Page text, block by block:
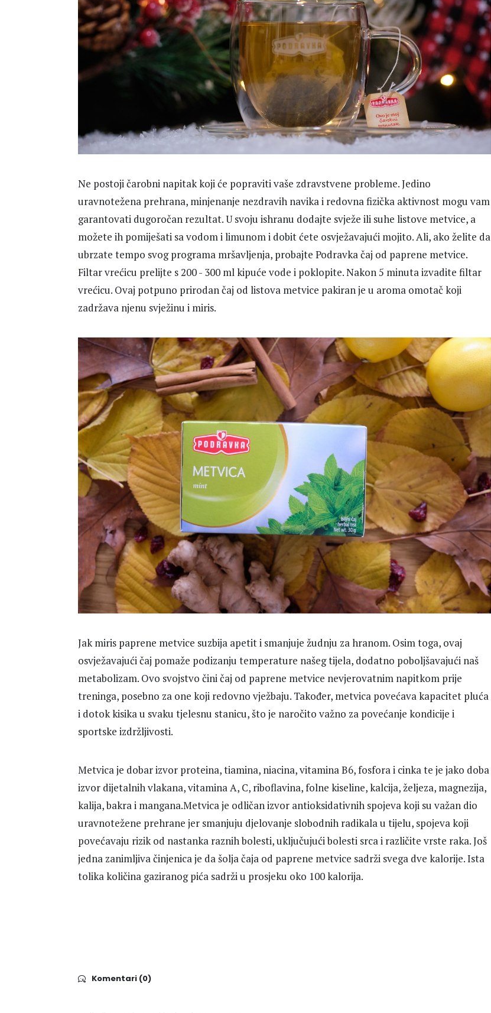
Ne postoji čarobni napitak koji će popraviti vaše zdravstvene probleme. Jedino
uravnotežena prehrana, minjenanje nezdravih navika i redovna fizička aktivnost mogu vam
garantovati dugoročan rezultat. U svoju ishranu dodajte svježe ili suhe listove metvice, a
možete ih pomiješati sa vodom i limunom i dobit ćete osvježavajući mojito. Ali, ako želite da
ubrzate tempo svog programa mršavljenja, probajte Podravka čaj od paprene metvice.
Filtar vrećicu prelijte s 200 - 300 ml kipuće vode i poklopite. Nakon 5 minuta izvadite filtar
vrećicu. Ovaj potpuno prirodan čaj od listova metvice pakiran je u aroma omotač koji
zadržava njenu svježinu i miris.
Jak miris paprene metvice suzbija apetit i smanjuje žudnju za hranom. Osim toga, ovaj
osvježavajući čaj pomaže podizanju temperature našeg tijela, dodatno poboljšavajući naš
metabolizam. Ovo svojstvo čini čaj od paprene metvice nevjerovatnim napitkom prije
treninga, posebno za one koji redovno vježbaju. Također, metvica povećava kapacitet pluća
i dotok kisika u svaku tjelesnu stanicu, što je naročito važno za povećanje kondicije i
sportske izdržljivosti.
Metvica je dobar izvor proteina, tiamina, niacina, vitamina B6, fosfora i cinka te je jako doba
izvor dijetalnih vlakana, vitamina A, C, riboflavina, folne kiseline, kalcija, željeza, magnezija,
kalija, bakra i mangana.Metvica je odličan izvor antioksidativnih spojeva koji su važan dio
uravnotežene prehrane jer smanjuju djelovanje slobodnih radikala u tijelu, spojeva koji
povećavaju rizik od nastanka raznih bolesti, uključujući bolesti srca i različite vrste raka. Još
jedna zanimljiva činjenica je da šolja čaja od paprene metvice sadrži svega dve kalorije. Ista
tolika količina gaziranog pića sadrži u prosjeku oko 100 kalorija.
Komentari (0)